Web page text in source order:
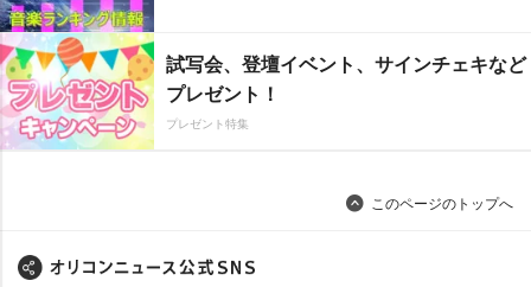
試写会、登壇イベント、サインチェキなど
プレゼント！
プレゼント特集
このページのトップへ